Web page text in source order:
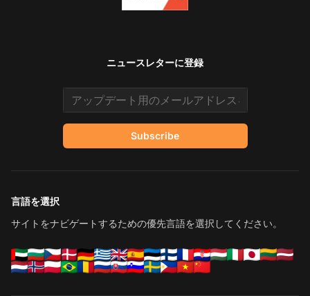
ニュースレターに登録
Email address
Subscribe
言語を選択
サイトをナビゲートするための優先言語を選択してください。